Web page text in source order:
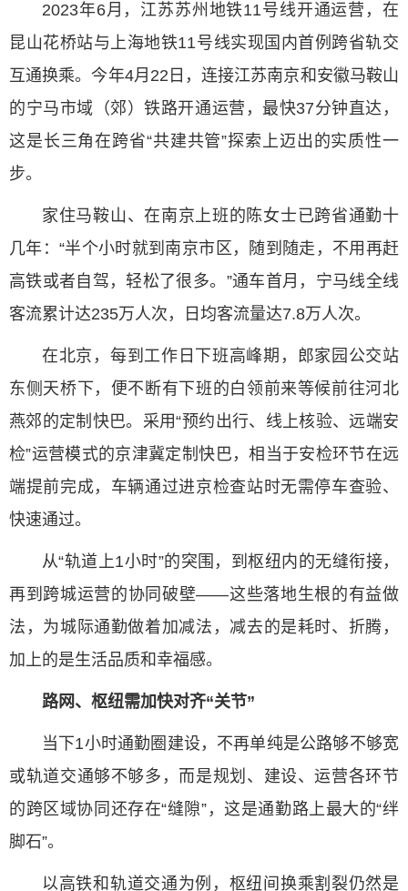
2023年6月，江苏苏州地铁11号线开通运营，在
昆山花桥站与上海地铁11号线实现国内首例跨省轨交
互通换乘。今年4月22日，连接江苏南京和安徽马鞍山
的宁马市域（郊）铁路开通运营，最快37分钟直达，
这是长三角在跨省“共建共管”探索上迈出的实质性一
步。
家住马鞍山、在南京上班的陈女士已跨省通勤十
几年：“半个小时就到南京市区，随到随走，不用再赶
高铁或者自驾，轻松了很多。”通车首月，宁马线全线
客流累计达235万人次，日均客流量达7.8万人次。
在北京，每到工作日下班高峰期，郎家园公交站
东侧天桥下，便不断有下班的白领前来等候前往河北
燕郊的定制快巴。采用“预约出行、线上核验、远端安
检”运营模式的京津冀定制快巴，相当于安检环节在远
端提前完成，车辆通过进京检查站时无需停车查验、
快速通过。
从“轨道上1小时”的突围，到枢纽内的无缝衔接，
再到跨城运营的协同破壁——这些落地生根的有益做
法，为城际通勤做着加减法，减去的是耗时、折腾，
加上的是生活品质和幸福感。
路网、枢纽需加快对齐“关节”
当下1小时通勤圈建设，不再单纯是公路够不够宽
或轨道交通够不够多，而是规划、建设、运营各环节
的跨区域协同还存在“缝隙”，这是通勤路上最大的“绊
脚石”。
以高铁和轨道交通为例，枢纽间换乘割裂仍然是